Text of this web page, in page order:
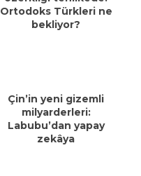
Ortodoks Türkleri ne
bekliyor?
Çin’in yeni gizemli
milyarderleri:
Labubu’dan yapay
zekâya